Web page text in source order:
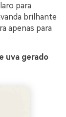
para
brilhante
apenas para
uva gerado